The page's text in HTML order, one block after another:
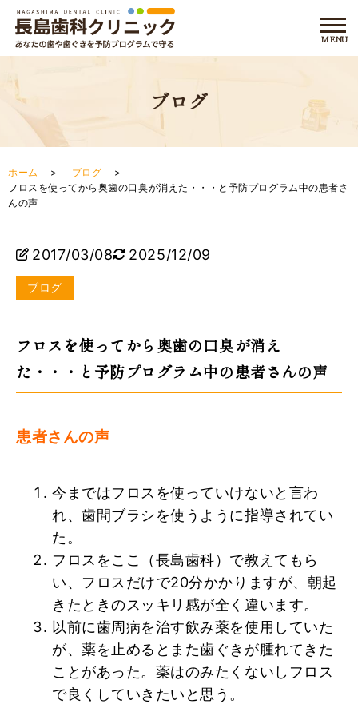
ブログ
ホーム
ブログ
フロスを使ってから奥歯の口臭が消えた・・・と予防プログラム中の患者さ
んの声
2017/03/08 2025/12/09
ブログ
フロスを使ってから奥歯の口臭が消え
た・・・と予防プログラム中の患者さんの声
患者さんの声
今まではフロスを使っていけないと言わ
れ、歯間ブラシを使うように指導されてい
た。
フロスをここ（長島歯科）で教えてもら
い、フロスだけで20分かかりますが、朝起
きたときのスッキリ感が全く違います。
以前に歯周病を治す飲み薬を使用していた
が、薬を止めるとまた歯ぐきが腫れてきた
ことがあった。薬はのみたくないしフロス
で良くしていきたいと思う。